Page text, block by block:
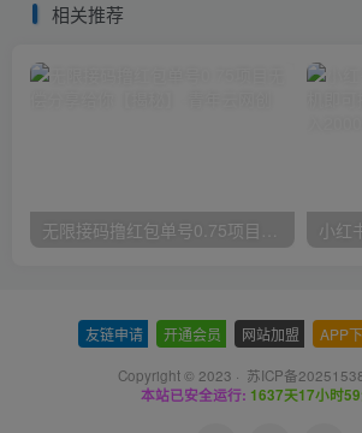
相关推荐
无限接码撸红包单号0.75项目无偿分享给你【揭秘】
友链申请 开通会员 网站加盟 APP
Copyright © 2023 · 苏ICP备
本站已安全运行: 1637天17小时